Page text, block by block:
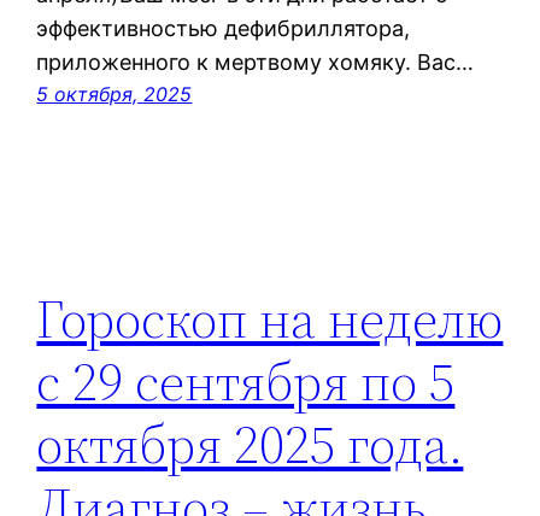
эффективностью дефибриллятора,
приложенного к мертвому хомяку. Вас…
5 октября, 2025
Гороскоп на неделю
с 29 сентября по 5
октября 2025 года.